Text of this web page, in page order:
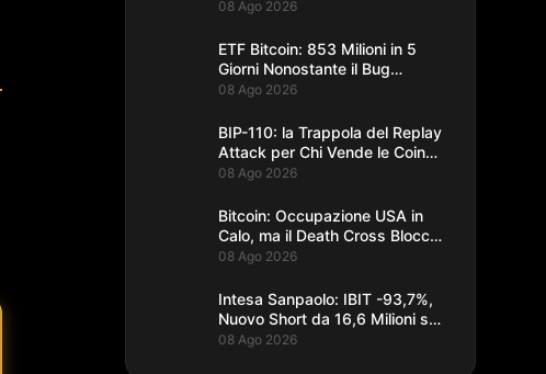
Foundation
08 Ago 2026
ETF Bitcoin: 853 Milioni in 5
Giorni Nonostante il Bug
Coldcard
08 Ago 2026
BIP-110: la Trappola del Replay
Attack per Chi Vende le Coin
del Fork
08 Ago 2026
Bitcoin: Occupazione USA in
Calo, ma il Death Cross Blocca
il Rally
08 Ago 2026
Intesa Sanpaolo: IBIT -93,7%,
Nuovo Short da 16,6 Milioni su
Bitcoin
08 Ago 2026